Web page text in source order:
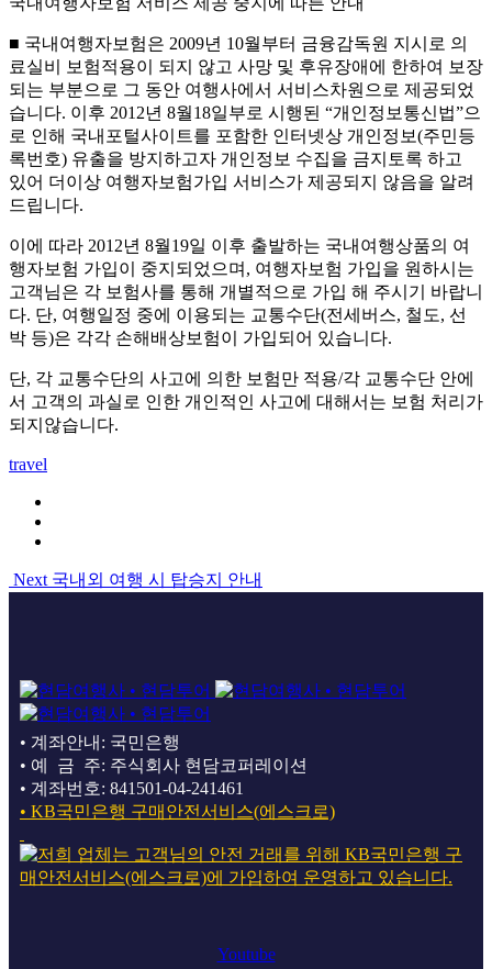
■ 국내여행자보험은 2009년 10월부터 금융감독원 지시로 의
료실비 보험적용이 되지 않고 사망 및 후유장애에 한하여 보장
되는 부분으로 그 동안 여행사에서 서비스차원으로 제공되었
습니다. 이후 2012년 8월18일부로 시행된 “개인정보통신법”으
로 인해 국내포털사이트를 포함한 인터넷상 개인정보(주민등
록번호) 유출을 방지하고자 개인정보 수집을 금지토록 하고
있어 더이상 여행자보험가입 서비스가 제공되지 않음을 알려
드립니다.
이에 따라 2012년 8월19일 이후 출발하는 국내여행상품의 여
행자보험 가입이 중지되었으며, 여행자보험 가입을 원하시는
고객님은 각 보험사를 통해 개별적으로 가입 해 주시기 바랍니
다. 단, 여행일정 중에 이용되는 교통수단(전세버스, 철도, 선
박 등)은 각각 손해배상보험이 가입되어 있습니다.
단, 각 교통수단의 사고에 의한 보험만 적용/각 교통수단 안에
서 고객의 과실로 인한 개인적인 사고에 대해서는 보험 처리가
되지않습니다.
travel
Next 국내외 여행 시 탑승지 안내
• 계좌안내: 국민은행
• 예 금 주: 주식회사 현담코퍼레이션
• 계좌번호: 841501-04-241461
• KB국민은행 구매안전서비스(에스크로)
Youtube